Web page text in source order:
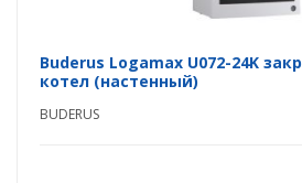
Buderus Logamax U072-24K
котел (настенный)
BUDERUS